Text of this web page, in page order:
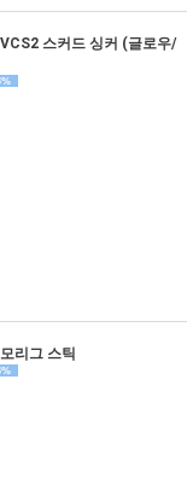
스커드 싱커 (글로우/
리그 스틱